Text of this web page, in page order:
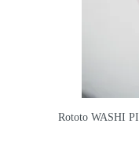
Rototo WASHI